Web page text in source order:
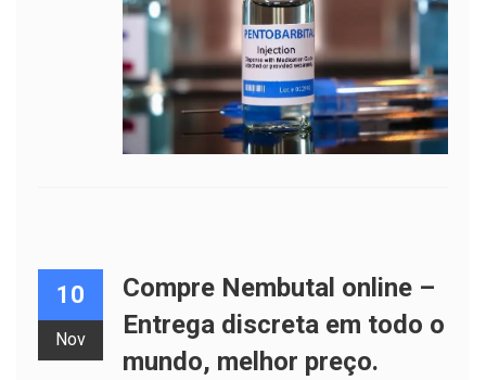
10
Nov
Compre Nembutal online –
Entrega discreta em todo o
mundo, melhor preço.